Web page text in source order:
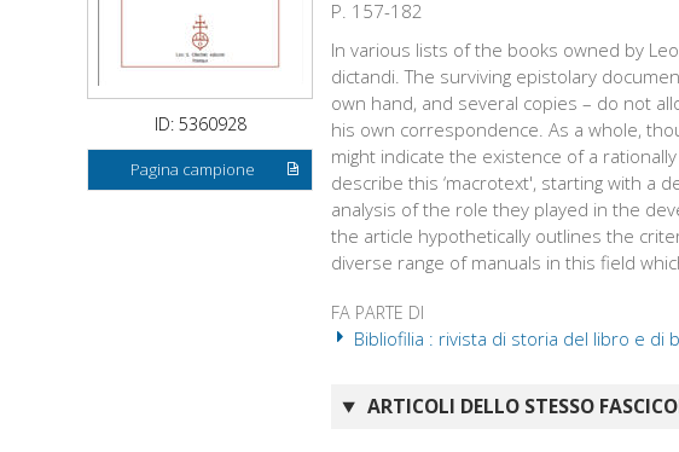
ID: 5360928
Pagina campione
P. 157-182
In various lists of the books owned by
dictandi. The surviving epistolary
own hand, and several copies – do not
his own correspondence. As a whole,
might indicate the existence of a
describe this ‘macrotext', starting with a
analysis of the role they played in the
the article hypothetically outlines the
diverse range of manuals in this field
FA PARTE DI
Bibliofilia : rivista di storia del libro e di
ARTICOLI DELLO STESSO